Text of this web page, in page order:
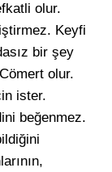
olur.
Keyfi
bir şey
olur.
ister.
beğenmez.